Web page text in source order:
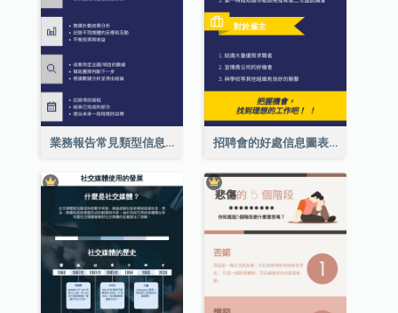
業務報告常見類型信息圖表 招聘會的好處信息圖表